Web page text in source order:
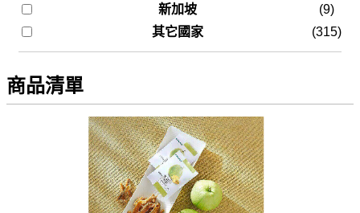
新加坡
(9)
其它國家
(315)
商品清單